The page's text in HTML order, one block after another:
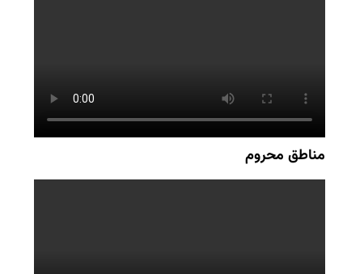
مناطق محروم